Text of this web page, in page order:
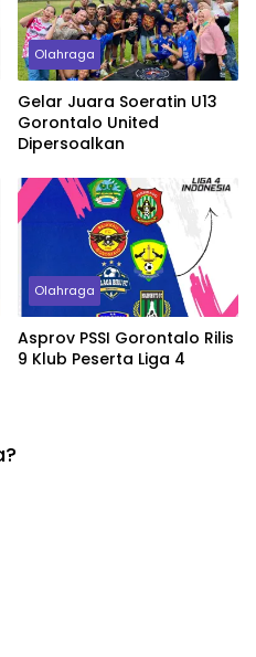
Olahraga
Gelar Juara Soeratin U13
Gorontalo United
Dipersoalkan
Olahraga
Asprov PSSI Gorontalo Rilis
9 Klub Peserta Liga 4